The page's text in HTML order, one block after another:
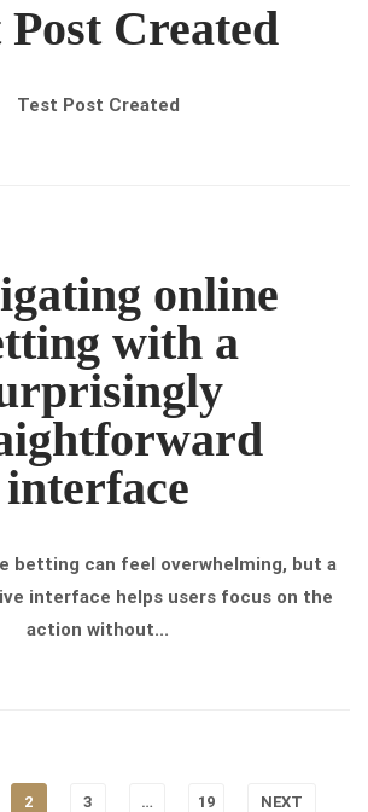
Post Created
Test Post Created
online
with a
interface
betting can feel overwhelming, but a
interface helps users focus on the
action without...
2 3 … 19 NEXT